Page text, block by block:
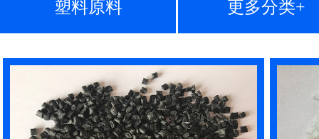
塑料原料 更多分类+